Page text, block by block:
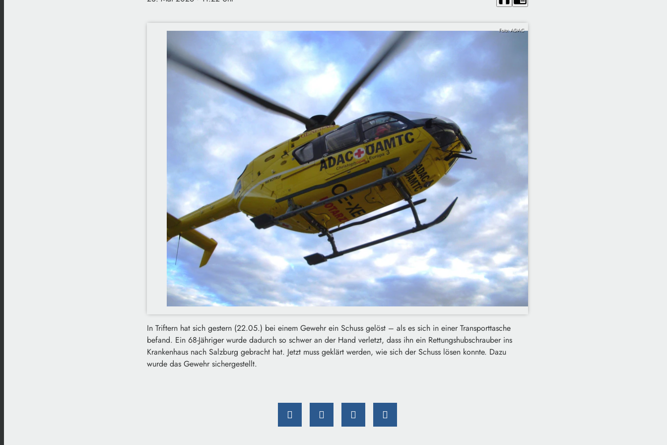
Foto: ADAC
In Triftern hat sich gestern (22.05.) bei einem Gewehr ein Schuss gelöst – als es sich in einer Transporttasche
befand. Ein 68-Jähriger wurde dadurch so schwer an der Hand verletzt, dass ihn ein Rettungshubschrauber ins
Krankenhaus nach Salzburg gebracht hat. Jetzt muss geklärt werden, wie sich der Schuss lösen konnte. Dazu
wurde das Gewehr sichergestellt.